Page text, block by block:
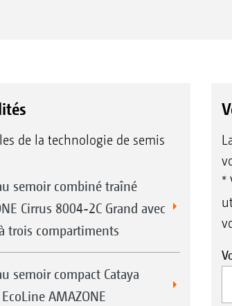
de la technologie de semis
semoir combiné traîné
Cirrus 8004-2C Grand avec
trois compartiments
semoir compact Cataya
AMAZONE
*